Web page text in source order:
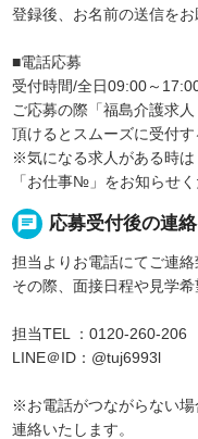
登録後、お名前の送信をお
■電話応募
受付時間/全日09:00～
ご応募の際「福島介護求
頂けるとスムーズに受付す
※気になる求人がある時は
「お仕事№」をお知らせく
chat 応募受付後の連絡
担当よりお電話にてご連絡
その際、面接日程や見学
担当TEL ：0120-260-206
LINE＠ID：@tuj6993l
※お電話がつながらない
連絡いたします。